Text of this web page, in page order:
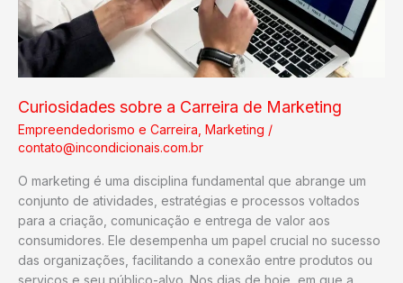
Curiosidades sobre a Carreira de Marketing
Empreendedorismo e Carreira Marketing /
contato@incondicionais.com.br
O marketing é uma disciplina fundamental que abrange um
conjunto de atividades, estratégias e processos voltados
para a criação, comunicação e entrega de valor aos
consumidores. Ele desempenha um papel crucial no sucesso
das organizações, facilitando a conexão entre produtos ou